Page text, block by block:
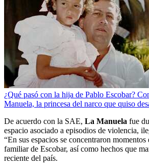
¿Qué pasó con la hija de Pablo Escobar?
Manuela, la princesa del narco que quiso
De acuerdo con la SAE, La Manuela fue
espacio asociado a episodios de violencia,
“En sus espacios se concentraron
familiar de Escobar, así como hechos que
reciente del país.